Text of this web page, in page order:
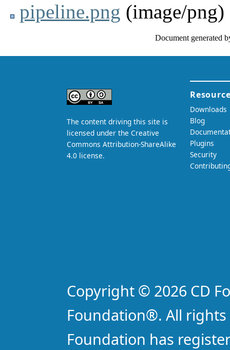
pipeline.png (image/png)
Document generated